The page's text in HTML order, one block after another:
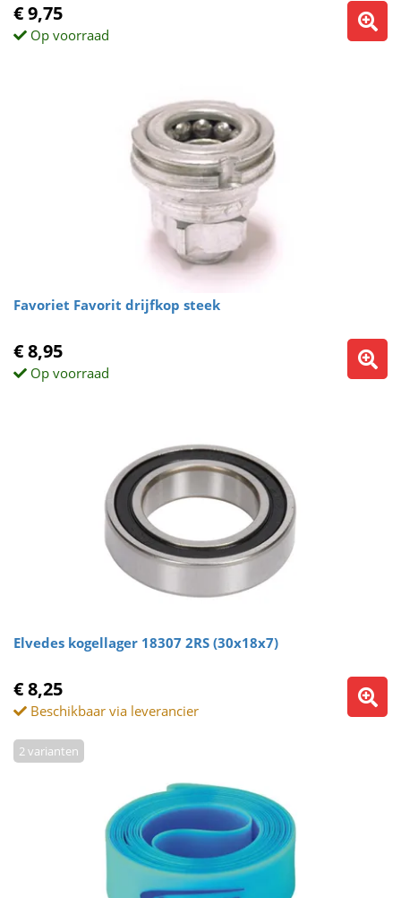
€ 9,75
Op voorraad
Favoriet Favorit drijfkop steek
€ 8,95
Op voorraad
Elvedes kogellager 18307 2RS (30x18x7)
€ 8,25
Beschikbaar via leverancier
2 varianten